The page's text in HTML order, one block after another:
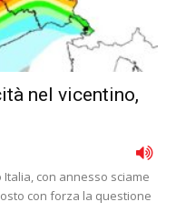
nel vicentino,
con annesso sciame
con forza la questione